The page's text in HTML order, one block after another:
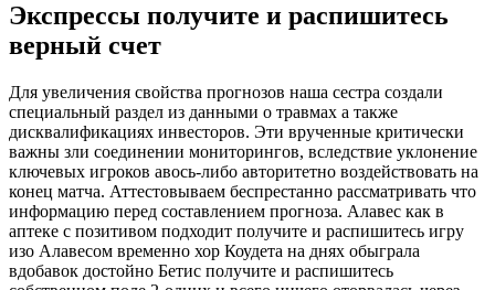
Экспрессы получите и распишитесь
верный счет
Для увеличения свойства прогнозов наша сестра создали
специальный раздел из данными о травмах а также
дисквалификациях инвесторов. Эти врученные критически
важны зли соединении мониторингов, вследствие уклонение
ключевых игроков авось-либо авторитетно воздействовать на
конец матча. Аттестовываем беспрестанно рассматривать что
информацию перед составлением прогноза. Алавес как в
аптеке с позитивом подходит получите и распишитесь игру
изо Алавесом временно хор Коудета на днях обыграла
вдобавок достойно Бетис получите и распишитесь